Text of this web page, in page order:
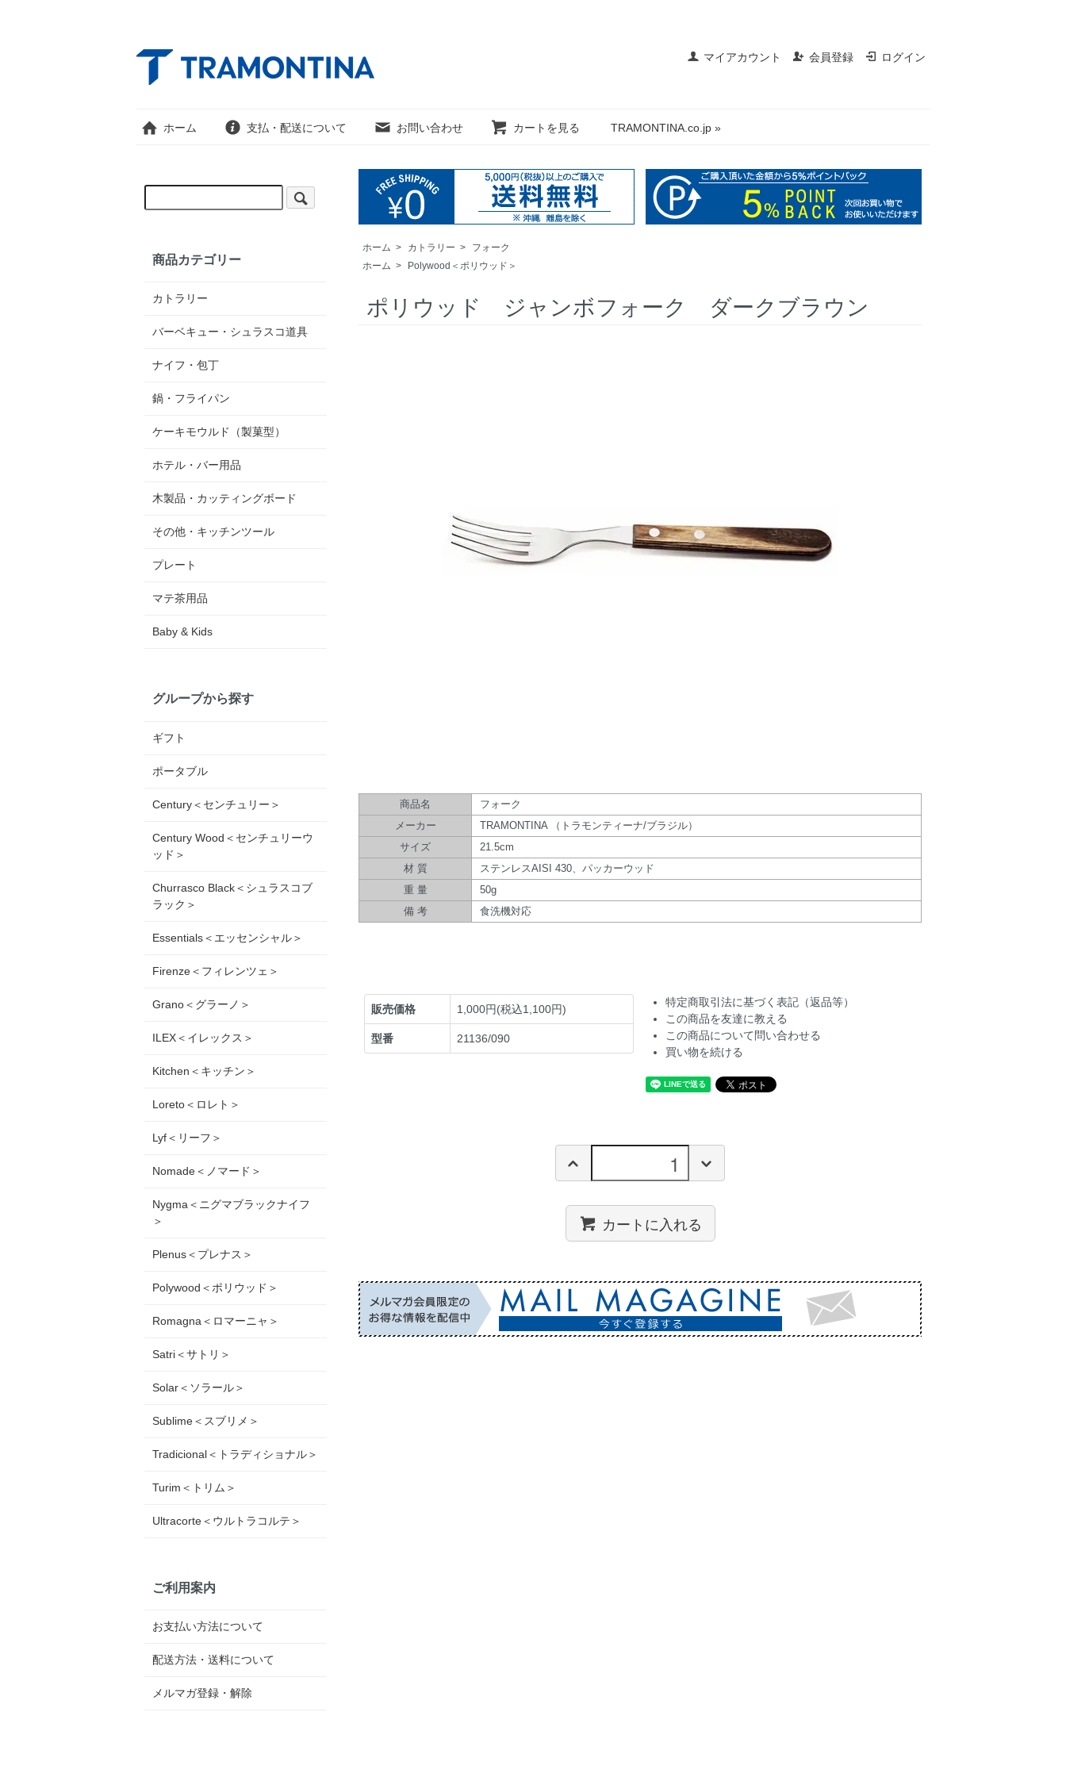
マイアカウント 会員登録 ログイン
ホーム 支払・配送について お問い合わせ カートを見る TRAMONTINA.co.jp »
ホーム > カトラリー >
フォーク
ホーム > Polywood＜ポリウッド＞
ポリウッド ジャンボフォーク ダークブラウン
商品名
フォーク
メーカー
TRAMONTINA （トラモンティーナ/ブラジル）
サイズ
21.5cm
材 質
ステンレスAISI 430、パッカーウッド
重 量
50g
備 考
食洗機対応
販売価格 1,000円(税込1,100円)
型番 21136/090
特定商取引法に基づく表記（返品等）
この商品を友達に教える
この商品について問い合わせる
買い物を続ける
カートに入れる
商品カテゴリー
カトラリー
バーベキュー・シュラスコ道具
ナイフ・包丁
鍋・フライパン
ケーキモウルド（製菓型）
ホテル・バー用品
木製品・カッティングボード
その他・キッチンツール
プレート
マテ茶用品
Baby & Kids
グループから探す
ギフト
ポータブル
Century＜センチュリー＞
Century Wood＜センチュリーウ
ッド＞
Churrasco Black＜シュラスコブ
ラック＞
Essentials＜エッセンシャル＞
Firenze＜フィレンツェ＞
Grano＜グラーノ＞
ILEX＜イレックス＞
Kitchen＜キッチン＞
Loreto＜ロレト＞
Lyf＜リーフ＞
Nomade＜ノマード＞
Nygma＜ニグマブラックナイフ
＞
Plenus＜プレナス＞
Polywood＜ポリウッド＞
Romagna＜ロマーニャ＞
Satri＜サトリ＞
Solar＜ソラール＞
Sublime＜スブリメ＞
Tradicional＜トラディショナル＞
Turim＜トリム＞
Ultracorte＜ウルトラコルテ＞
ご利用案内
お支払い方法について
配送方法・送料について
メルマガ登録・解除